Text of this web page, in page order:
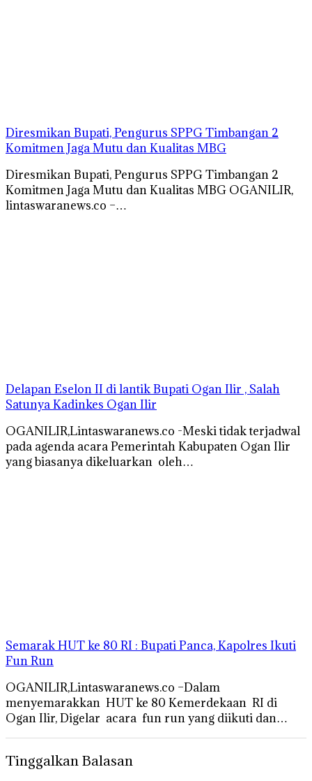
Diresmikan Bupati, Pengurus SPPG Timbangan 2
Komitmen Jaga Mutu dan Kualitas MBG
Diresmikan Bupati, Pengurus SPPG Timbangan 2
Komitmen Jaga Mutu dan Kualitas MBG OGANILIR,
lintaswaranews.co –…
Delapan Eselon II di lantik Bupati Ogan Ilir , Salah
Satunya Kadinkes Ogan Ilir
OGANILIR,Lintaswaranews.co -Meski tidak terjadwal
pada agenda acara Pemerintah Kabupaten Ogan Ilir
yang biasanya dikeluarkan oleh…
Semarak HUT ke 80 RI : Bupati Panca, Kapolres Ikuti
Fun Run
OGANILIR,Lintaswaranews.co –Dalam
menyemarakkan HUT ke 80 Kemerdekaan RI di
Ogan Ilir, Digelar acara fun run yang diikuti dan…
Tinggalkan Balasan